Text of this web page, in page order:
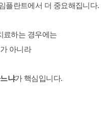
플란트에서 더 중요해집니다.
료하는 경우에는
아니라
냐가 핵심입니다.